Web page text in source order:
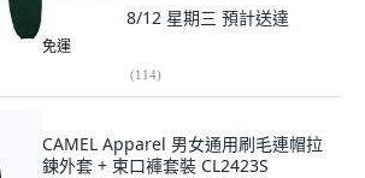
8/12 星期三 預計送達
免運
(114)
CAMEL Apparel 男女通用刷毛連帽拉
鍊外套 + 束口褲套裝 CL2423S